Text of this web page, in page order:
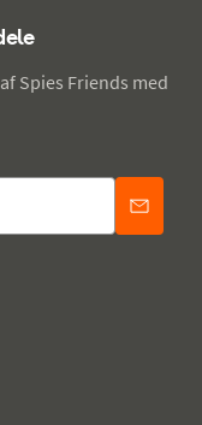
Spies Friends med